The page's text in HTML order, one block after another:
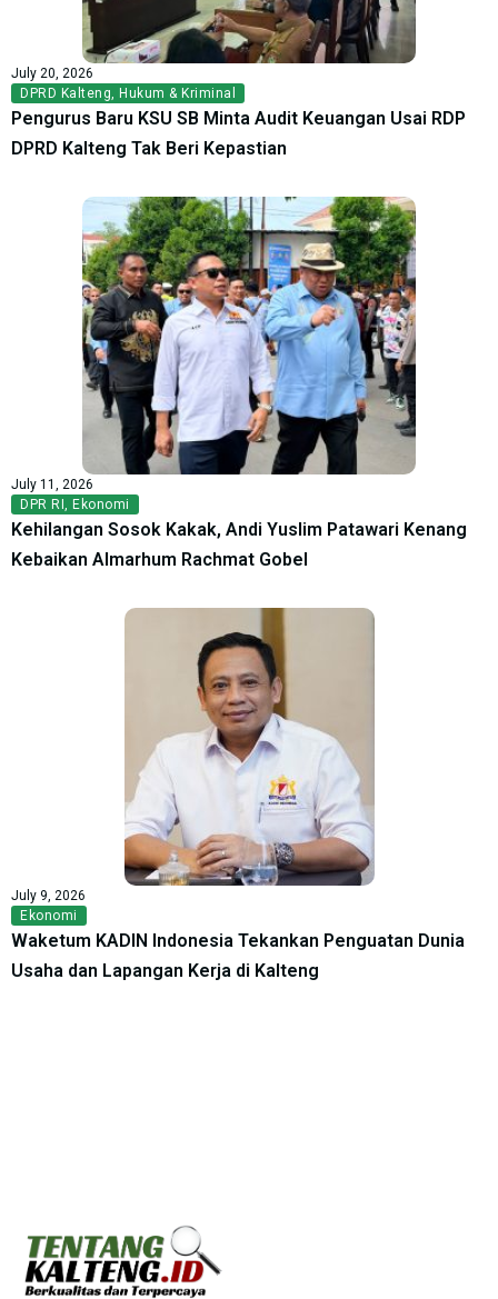
July 20, 2026
DPRD Kalteng Hukum & Kriminal
Pengurus Baru KSU SB Minta Audit Keuangan Usai RDP
DPRD Kalteng Tak Beri Kepastian
July 11, 2026
DPR RI Ekonomi
Kehilangan Sosok Kakak, Andi Yuslim Patawari Kenang
Kebaikan Almarhum Rachmat Gobel
July 9, 2026
Ekonomi
Waketum KADIN Indonesia Tekankan Penguatan Dunia
Usaha dan Lapangan Kerja di Kalteng